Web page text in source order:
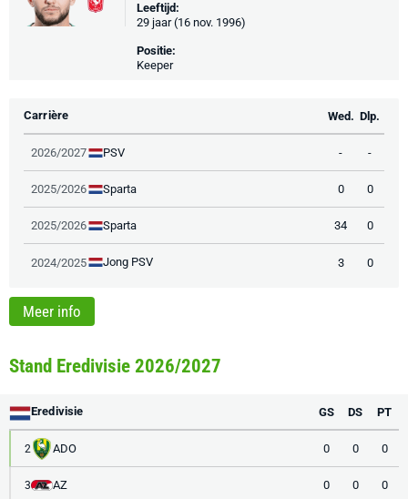
Leeftijd:
29 jaar (16 nov. 1996)
Positie:
Keeper
Carrière Wed. Dlp.
2026/2027 PSV - -
2025/2026 Sparta 0 0
2025/2026 Sparta 34 0
2024/2025 Jong PSV 3 0
Meer info
Stand Eredivisie 2026/2027
Eredivisie GS DS PT
2 ADO 0 0 0
3 AZ 0 0 0